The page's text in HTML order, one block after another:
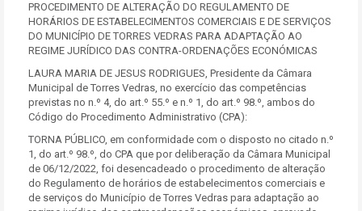
PROCEDIMENTO DE ALTERAÇÃO DO REGULAMENTO DE
HORÁRIOS DE ESTABELECIMENTOS COMERCIAIS E DE SERVIÇOS
DO MUNICÍPIO DE TORRES VEDRAS PARA ADAPTAÇÃO AO
REGIME JURÍDICO DAS CONTRA-ORDENAÇÕES ECONÓMICAS
LAURA MARIA DE JESUS RODRIGUES, Presidente da Câmara
Municipal de Torres Vedras, no exercício das competências
previstas no n.º 4, do art.º 55.º e n.º 1, do art.º 98.º, ambos do
Código do Procedimento Administrativo (CPA):
TORNA PÚBLICO, em conformidade com o disposto no citado n.º
1, do art.º 98.º, do CPA que por deliberação da Câmara Municipal
de 06/12/2022, foi desencadeado o procedimento de alteração
do Regulamento de horários de estabelecimentos comerciais e
de serviços do Município de Torres Vedras para adaptação ao